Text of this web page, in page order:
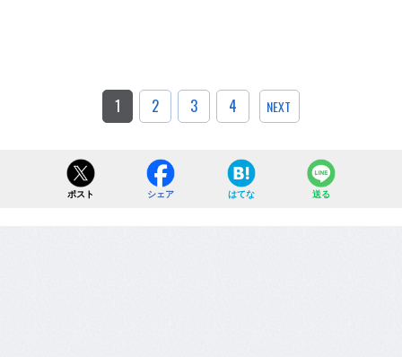
1 2 3 4 NEXT
ポスト シェア はてな 送る